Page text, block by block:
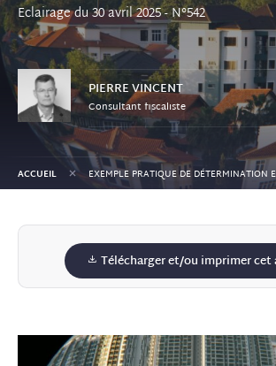
Eclairage du 30 avril 2025 - N°542
PIERREVINCENT
Consultant fiscaliste
ACCUEIL +
Télécharger et/ou